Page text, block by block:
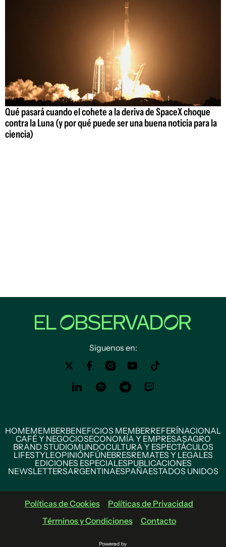
Qué pasará cuando el cohete a la deriva de SpaceX choque
contra la Luna (y por qué puede ser una buena noticia para la
ciencia)
Siguenos en:
HOMEMEMBERBENEFICIOS MEMBERREFERÍNACIONAL
CAFÉ Y NEGOCIOSECONOMÍA Y EMPRESASAGRO
BRAND STUDIOMUNDOCULTURA Y ESPECTÁCULOS
LIFESTYLEOPINIÓNFÚNEBRESREMATES Y LEGALES
EDICIONES ESPECIALESPUBLICACIONES
NEWSLETTERSARGENTINAESPAÑAESTADOS UNIDOS
Políticas de Cookies
Políticas de Privacidad
Términos y Condiciones
Contacto